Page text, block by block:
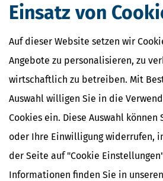
Einsatz von
Auf dieser Website setzen wir
Angebote zu personalisieren, zu
wirtschaftlich zu betreiben. Mit
Auswahl willigen Sie in die
Cookies ein. Diese Auswahl
oder Ihre Einwilligung widerrufen,
der Seite auf "Cookie
Informationen finden Sie in unseren
Die Betroffenen sollten sich
melden und Arbeitslosengeld I
"Insolvenzgeld für Arbeitnehmer"
Arbeitsagentur sollte man dabei
Arbeitgeber nicht zahlt und man
hat, seine Lohnansprüche
Häufig dauert es in solchen Fällen lange,
bewilligt wird – etwa weil der
oderkeine Arbeitsbescheinigung
er diese Bescheinigung nicht ausstellt,
2.000,– € belegt werden. Das regelt § 404